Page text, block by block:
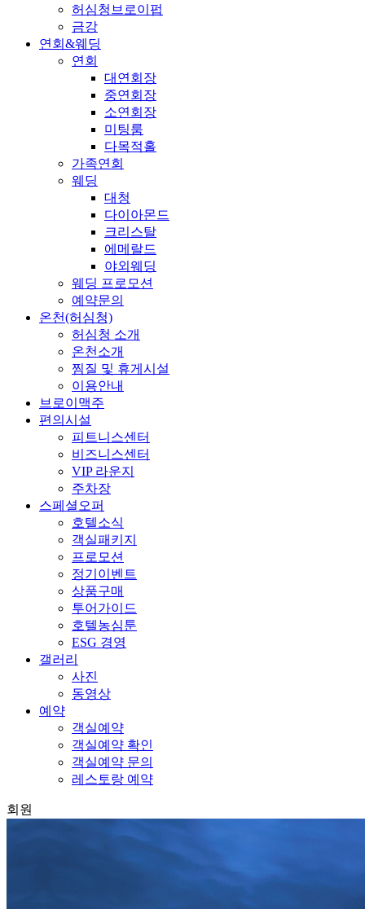
허심청브로이펍
금강
연회&웨딩
연회
대연회장
중연회장
소연회장
미팅룸
다목적홀
가족연회
웨딩
대청
다이아몬드
크리스탈
에메랄드
야외웨딩
웨딩 프로모션
예약문의
온천(허심청)
허심청 소개
온천소개
찜질 및 휴게시설
이용안내
브로이맥주
편의시설
피트니스센터
비즈니스센터
VIP 라운지
주차장
스페셜오퍼
호텔소식
객실패키지
프로모션
정기이벤트
상품구매
투어가이드
호텔농심툰
ESG 경영
갤러리
사진
동영상
예약
객실예약
객실예약 확인
객실예약 문의
레스토랑 예약
회원